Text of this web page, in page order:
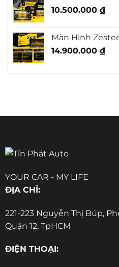
10.500.000 ₫
Màn Hình
14.900.000 ₫
YOUR CAR - MY LIFE
ĐỊA CHỈ:
221-223 Nguyễn Thị Búp,
Quận 12, TpHCM
ĐIỆN THOẠI: